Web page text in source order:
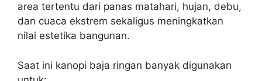
area tertentu dari panas matahari, hujan, debu,
dan cuaca ekstrem sekaligus meningkatkan
nilai estetika bangunan.
Saat ini kanopi baja ringan banyak digunakan